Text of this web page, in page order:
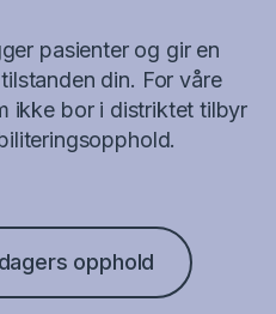
pasienter og gir en
din. For våre
ikke bor i distriktet tilbyr
opphold